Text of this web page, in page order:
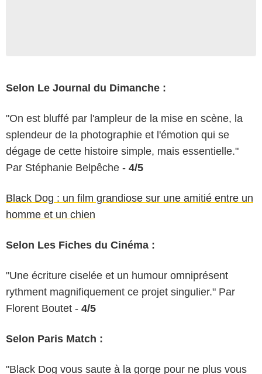
Selon Le Journal du Dimanche :
"On est bluffé par l'ampleur de la mise en scène, la
splendeur de la photographie et l'émotion qui se
dégage de cette histoire simple, mais essentielle."
Par Stéphanie Belpêche - 4/5
Black Dog : un film grandiose sur une amitié entre un
homme et un chien
Selon Les Fiches du Cinéma :
"Une écriture ciselée et un humour omniprésent
rythment magnifiquement ce projet singulier." Par
Florent Boutet - 4/5
Selon Paris Match :
"Black Dog vous saute à la gorge pour ne plus vous